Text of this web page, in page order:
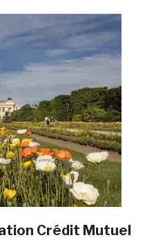
Crédit Mutuel